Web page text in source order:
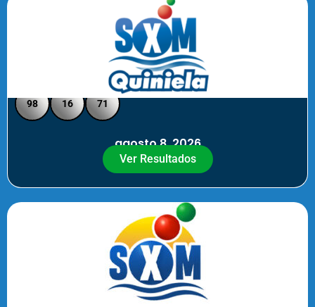
Quiniela SXM - Noche
98 16 71
agosto 8, 2026
Ver Resultados
SXM Noche - Pick 3 Pick 4